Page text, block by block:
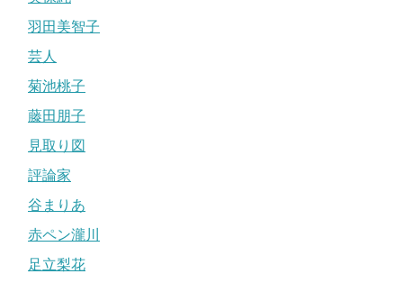
羽田美智子
芸人
菊池桃子
藤田朋子
見取り図
評論家
谷まりあ
赤ペン瀧川
足立梨花